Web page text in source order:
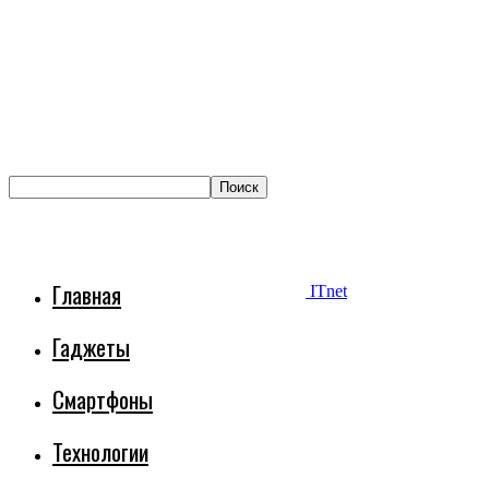
ITnet
Главная
Гаджеты
Смартфоны
Технологии